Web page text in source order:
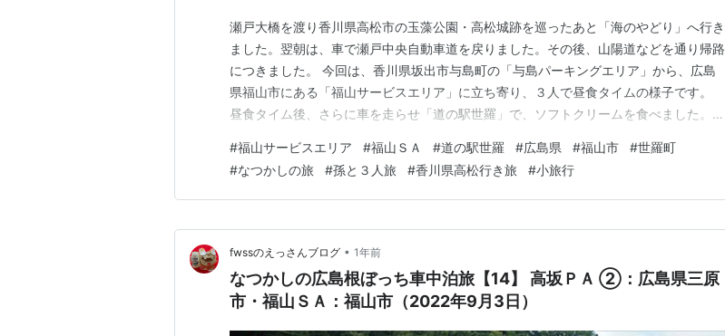
瀬戸大橋を渡り香川県高松市の玉藻公園・高松城跡を巡ったあと「海のやどり」へ行き
ました。翌朝は、車で瀬戸中央自動車道を戻りました。その後、山陽道などを通り帰路
につきました。 今回は、香川県坂出市与島町の「与島パーキングエリア」から、広島
県福山市にある「福山サービスエリア」に立ち寄り、３人で昼食タイムの様子です。
昼食タイム後、さらに車を走らせ「道の駅世羅」で、ソフトクリームを食べました。こ
ランキング参加中サービスエリア・パーキングエリア・道の駅 ランキング参加中食べ
物 ランキング参加中写真・カメラ
#福山サービスエリア #福山ＳＡ #道の駅世羅 #広島県 #福山市 #世羅町
#なつかしの旅 #孫と３人旅 #香川県高松行き旅 #小旅行
fwssのえっさんブログ • 1年前
なつかしの広島根ぼっち車中泊旅【14】 高坂ＰＡ ②：広島県三原
市・福山ＳＡ：福山市（2022年9月3日）